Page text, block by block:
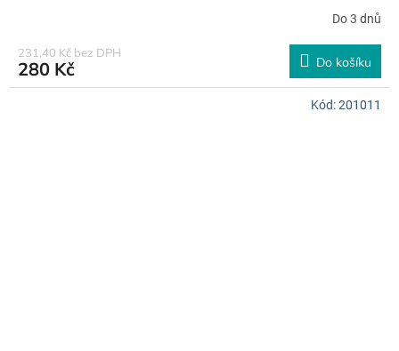
Do 3 dnů
231,40 Kč bez DPH
280 Kč Do košíku
Kód:201011